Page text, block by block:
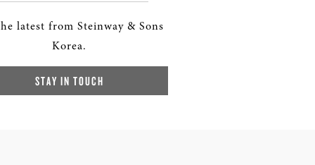
latest from Steinway & Sons
Korea.
STAY IN TOUCH